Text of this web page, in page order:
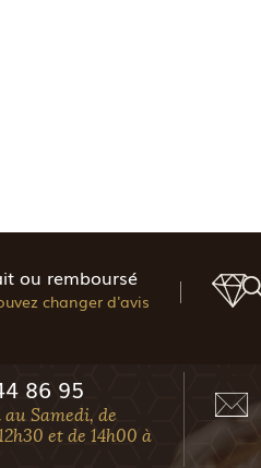
ou remboursé
changer d'avis
86 95
Samedi, de
et de 14h00 à